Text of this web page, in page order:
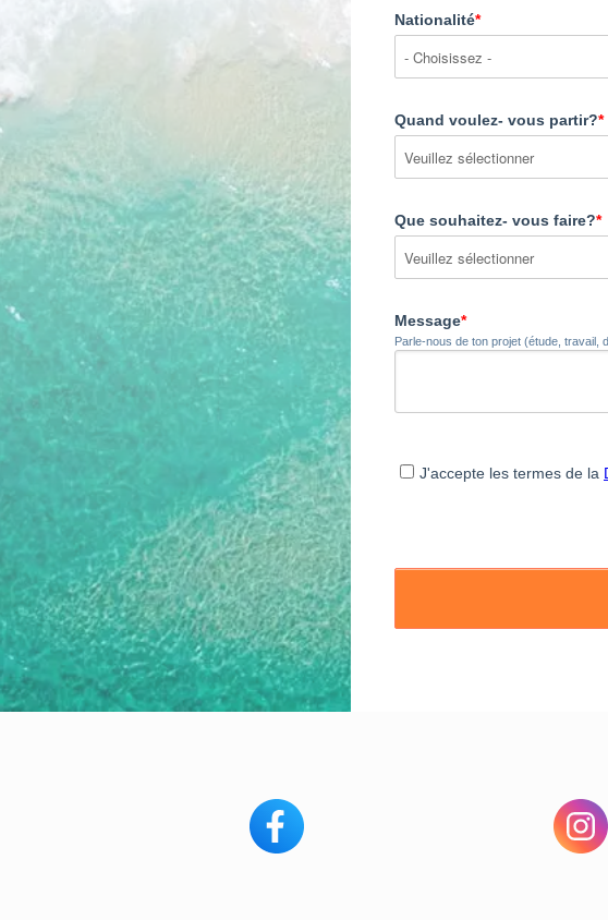
Nationalité*
Quand voulez- vous partir?*
Que souhaitez- vous faire?*
Message*
Parle-nous de ton projet (étude, travail,
J'accepte les termes de la